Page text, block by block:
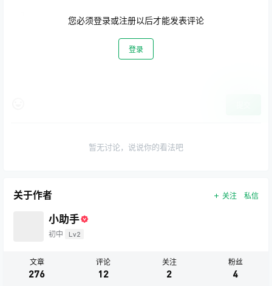
您必须登录或注册以后才能发表评论
登录
暂无讨论，说说你的看法吧
关于作者 关注 私信
小助手
初中 Lv2
文章
276
评论
12
关注
2
粉丝
4